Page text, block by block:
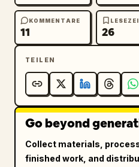
KOMMENTARE
11 26
TEILEN
Go beyond
Collect materials,
finished work, and